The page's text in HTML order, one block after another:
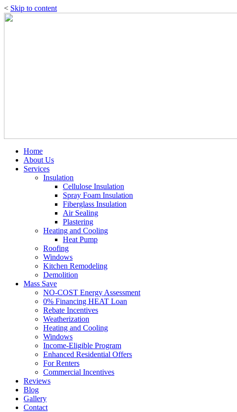
< Skip to content
Home
About Us
Services
Insulation
Cellulose Insulation
Spray Foam Insulation
Fiberglass Insulation
Air Sealing
Plastering
Heating and Cooling
Heat Pump
Roofing
Windows
Kitchen Remodeling
Demolition
Mass Save
NO-COST Energy Assessment
0% Financing HEAT Loan
Rebate Incentives
Weatherization
Heating and Cooling
Windows
Income-Eligible Program
Enhanced Residential Offers
For Renters
Commercial Incentives
Reviews
Blog
Gallery
Contact